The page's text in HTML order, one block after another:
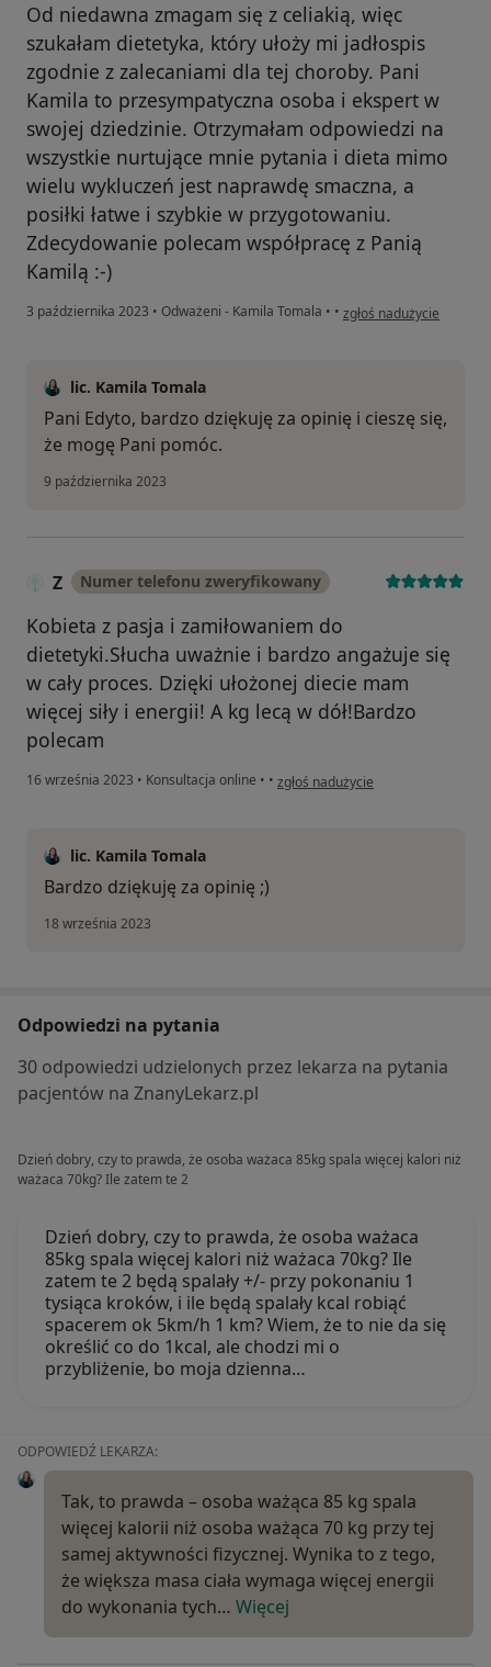
Od niedawna zmagam się z celiakią, więc
szukałam dietetyka, który ułoży mi jadłospis
zgodnie z zalecaniami dla tej choroby. Pani
Kamila to przesympatyczna osoba i ekspert w
swojej dziedzinie. Otrzymałam odpowiedzi na
wszystkie nurtujące mnie pytania i dieta mimo
wielu wykluczeń jest naprawdę smaczna, a
posiłki łatwe i szybkie w przygotowaniu.
Zdecydowanie polecam współpracę z Panią
Kamilą :-)
3 października 2023 • Odważeni - Kamila Tomala • • w opinii użytkownika
zgłoś nadużycie
lic. Kamila Tomala
Pani Edyto, bardzo dziękuję za opinię i cieszę się,
że mogę Pani pomóc.
9 października 2023
Z Numer telefonu zweryfikowany
Kobieta z pasja i zamiłowaniem do
dietetyki.Słucha uważnie i bardzo angażuje się
w cały proces. Dzięki ułożonej diecie mam
więcej siły i energii! A kg lecą w dół!Bardzo
polecam
16 września 2023 • Konsultacja online • • w opinii użytkownika Z
zgłoś nadużycie
lic. Kamila Tomala
Bardzo dziękuję za opinię ;)
18 września 2023
Odpowiedzi na pytania
30 odpowiedzi udzielonych przez lekarza na pytania
pacjentów na ZnanyLekarz.pl
Dzień dobry, czy to prawda, że osoba ważaca 85kg spala więcej kalori niż
ważaca 70kg? Ile zatem te 2
Dzień dobry, czy to prawda, że osoba ważaca
85kg spala więcej kalori niż ważaca 70kg? Ile
zatem te 2 będą spalały +/- przy pokonaniu 1
tysiąca kroków, i ile będą spalały kcal robiąć
spacerem ok 5km/h 1 km? Wiem, że to nie da się
określić co do 1kcal, ale chodzi mi o
przybliżenie, bo moja dzienna…
ODPOWIEDŹ LEKARZA:
Tak, to prawda – osoba ważąca 85 kg spala
więcej kalorii niż osoba ważąca 70 kg przy tej
samej aktywności fizycznej. Wynika to z tego,
że większa masa ciała wymaga więcej energii
do wykonania tych… Więcej